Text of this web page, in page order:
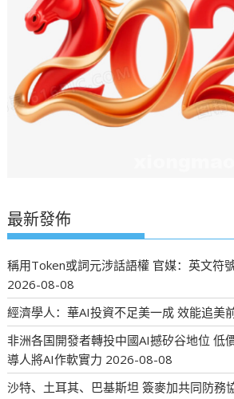
最新發佈
稱用Token或詞元涉話語權 官媒：英文符
2026-08-08
經濟學人：華AI投資不足美一成 效能追美
非洲各国開發者轉投中國AI撼矽谷地位 低
導人將AI作軟實力 2026-08-08
沙特、土耳其、巴基斯坦 簽麥加共同防務